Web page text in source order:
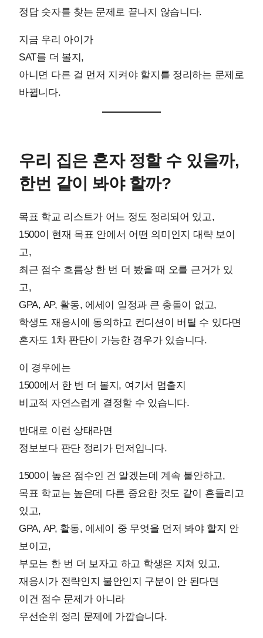
정답 숫자를 찾는 문제로 끝나지 않습니다.
지금 우리 아이가
SAT를 더 볼지,
아니면 다른 걸 먼저 지켜야 할지를 정리하는 문제로
바뀝니다.
우리 집은 혼자 정할 수 있을까,
한번 같이 봐야 할까?
목표 학교 리스트가 어느 정도 정리되어 있고,
1500이 현재 목표 안에서 어떤 의미인지 대략 보이
고,
최근 점수 흐름상 한 번 더 봤을 때 오를 근거가 있
고,
GPA, AP, 활동, 에세이 일정과 큰 충돌이 없고,
학생도 재응시에 동의하고 컨디션이 버틸 수 있다면
혼자도 1차 판단이 가능한 경우가 있습니다.
이 경우에는
1500에서 한 번 더 볼지, 여기서 멈출지
비교적 자연스럽게 결정할 수 있습니다.
반대로 이런 상태라면
정보보다 판단 정리가 먼저입니다.
1500이 높은 점수인 건 알겠는데 계속 불안하고,
목표 학교는 높은데 다른 중요한 것도 같이 흔들리고
있고,
GPA, AP, 활동, 에세이 중 무엇을 먼저 봐야 할지 안
보이고,
부모는 한 번 더 보자고 하고 학생은 지쳐 있고,
재응시가 전략인지 불안인지 구분이 안 된다면
이건 점수 문제가 아니라
우선순위 정리 문제에 가깝습니다.